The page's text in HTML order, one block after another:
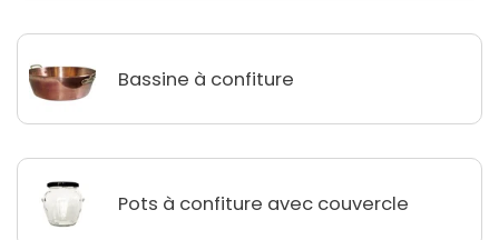
Bassine à confiture
Pots à confiture avec couvercle